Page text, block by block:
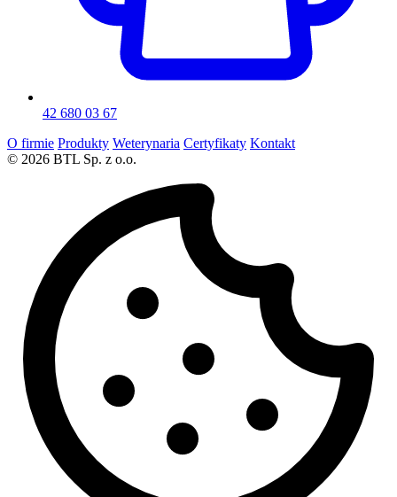
42 680 03 67
O firmie Produkty Weterynaria Certyfikaty Kontakt
© 2026 BTL Sp. z o.o.